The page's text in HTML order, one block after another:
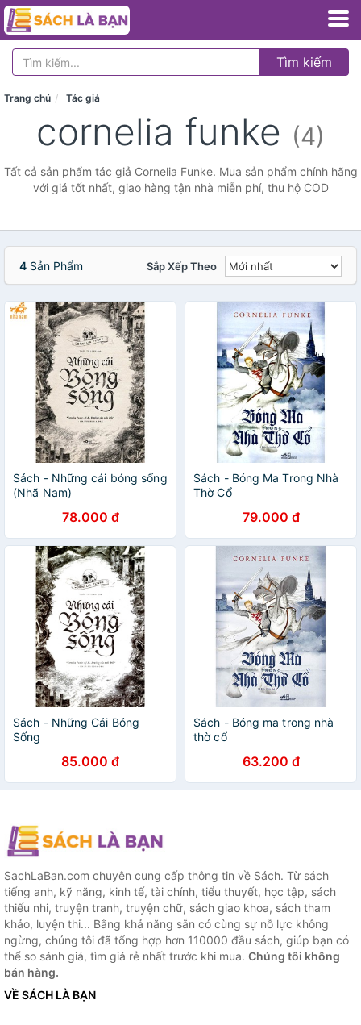
Tìm kiếm
Trang chủ Tác giả
cornelia funke (4)
Tất cả sản phẩm tác giả Cornelia Funke. Mua sản phẩm chính hãng
với giá tốt nhất, giao hàng tận nhà miễn phí, thu hộ COD
4 Sản Phẩm Sắp Xếp Theo
Sách - Những cái bóng sống
(Nhã Nam)
78.000 đ
Sách - Bóng Ma Trong Nhà
Thờ Cổ
79.000 đ
Sách - Những Cái Bóng
Sống
85.000 đ
Sách - Bóng ma trong nhà
thờ cổ
63.200 đ
SachLaBan.com chuyên cung cấp thông tin về Sách. Từ sách
tiếng anh, kỹ năng, kinh tế, tài chính, tiểu thuyết, học tập, sách
thiếu nhi, truyện tranh, truyện chữ, sách giao khoa, sách tham
khảo, luyện thi... Bằng khả năng sẵn có cùng sự nỗ lực không
ngừng, chúng tôi đã tổng hợp hơn 110000 đầu sách, giúp bạn có
thể so sánh giá, tìm giá rẻ nhất trước khi mua. Chúng tôi không
bán hàng.
VỀ SÁCH LÀ BẠN